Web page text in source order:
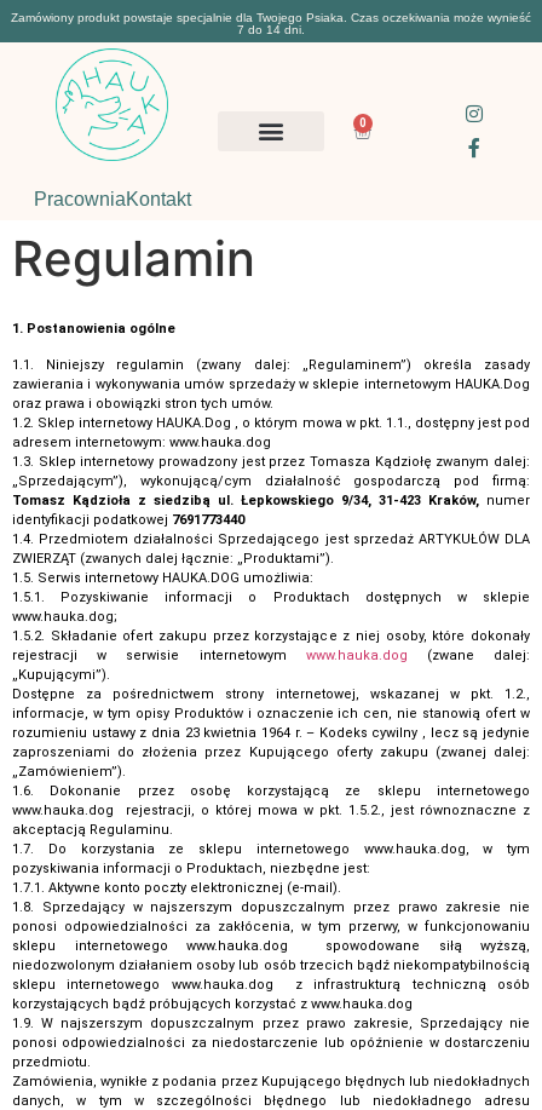
Zamówiony produkt powstaje specjalnie dla Twojego Psiaka. Czas oczekiwania może wynieść
7 do 14 dni.
PracowniaKontakt
0
Regulamin
1. Postanowienia ogólne
1.1. Niniejszy regulamin (zwany dalej: „Regulaminem”) określa zasady
zawierania i wykonywania umów sprzedaży w sklepie internetowym HAUKA.Dog
oraz prawa i obowiązki stron tych umów.
1.2. Sklep internetowy HAUKA.Dog , o którym mowa w pkt. 1.1., dostępny jest pod
adresem internetowym: www.hauka.dog
1.3. Sklep internetowy prowadzony jest przez Tomasza Kądziołę zwanym dalej:
„Sprzedającym”), wykonującą/cym działalność gospodarczą pod firmą:
Tomasz Kądzioła z siedzibą ul. Łepkowskiego 9/34, 31-423 Kraków, numer
identyfikacji podatkowej 7691773440
1.4. Przedmiotem działalności Sprzedającego jest sprzedaż ARTYKUŁÓW DLA
ZWIERZĄT (zwanych dalej łącznie: „Produktami”).
1.5. Serwis internetowy HAUKA.DOG umożliwia:
1.5.1. Pozyskiwanie informacji o Produktach dostępnych w sklepie
www.hauka.dog;
1.5.2. Składanie ofert zakupu przez korzystające z niej osoby, które dokonały
rejestracji w serwisie internetowym www.hauka.dog (zwane dalej:
„Kupującymi”).
Dostępne za pośrednictwem strony internetowej, wskazanej w pkt. 1.2.,
informacje, w tym opisy Produktów i oznaczenie ich cen, nie stanowią ofert w
rozumieniu ustawy z dnia 23 kwietnia 1964 r. – Kodeks cywilny , lecz są jedynie
zaproszeniami do złożenia przez Kupującego oferty zakupu (zwanej dalej:
„Zamówieniem”).
1.6. Dokonanie przez osobę korzystającą ze sklepu internetowego
www.hauka.dog rejestracji, o której mowa w pkt. 1.5.2., jest równoznaczne z
akceptacją Regulaminu.
1.7. Do korzystania ze sklepu internetowego www.hauka.dog, w tym
pozyskiwania informacji o Produktach, niezbędne jest:
1.7.1. Aktywne konto poczty elektronicznej (e-mail).
1.8. Sprzedający w najszerszym dopuszczalnym przez prawo zakresie nie
ponosi odpowiedzialności za zakłócenia, w tym przerwy, w funkcjonowaniu
sklepu internetowego www.hauka.dog spowodowane siłą wyższą,
niedozwolonym działaniem osoby lub osób trzecich bądź niekompatybilnością
sklepu internetowego www.hauka.dog z infrastrukturą techniczną osób
korzystających bądź próbujących korzystać z www.hauka.dog
1.9. W najszerszym dopuszczalnym przez prawo zakresie, Sprzedający nie
ponosi odpowiedzialności za niedostarczenie lub opóźnienie w dostarczeniu
przedmiotu.
Zamówienia, wynikłe z podania przez Kupującego błędnych lub niedokładnych
danych, w tym w szczególności błędnego lub niedokładnego adresu